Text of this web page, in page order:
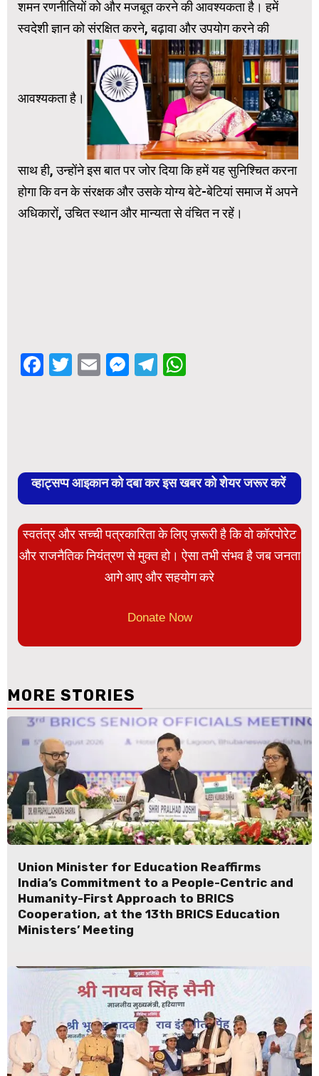
शमन रणनीतियों को और मजबूत करने की आवश्यकता है। हमें
स्वदेशी ज्ञान को संरक्षित करने, बढ़ावा और उपयोग करने की
आवश्यकता है।
साथ ही, उन्होंने इस बात पर जोर दिया कि हमें यह सुनिश्चित करना
होगा कि वन के संरक्षक और उसके योग्य बेटे-बेटियां समाज में अपने
अधिकारों, उचित स्थान और मान्यता से वंचित न रहें।
Facebook
Twitter
EmailMessenger
Telegram
व्हाट्सप्प आइकान को दबा कर इस खबर को शेयर जरूर करें
स्वतंत्र और सच्ची पत्रकारिता के लिए ज़रूरी है कि वो कॉरपोरेट
और राजनैतिक नियंत्रण से मुक्त हो। ऐसा तभी संभव है जब जनता
आगे आए और सहयोग करे
Donate Now
MORE STORIES
Union Minister for Education Reaffirms
India’s Commitment to a People-Centric and
Humanity-First Approach to BRICS
Cooperation, at the 13th BRICS Education
Ministers’ Meeting